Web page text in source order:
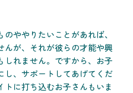
ややりたいことがあれば、
んが、それが彼らの才能や興
しれません。ですから、お子
し、サポートしてあげてくだ
に打ち込むお子さんもいま